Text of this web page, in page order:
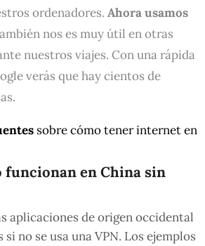
ordenadores. Ahora usamos
nos es muy útil en otras
nuestros viajes. Con una rápida
verás que hay cientos de
sobre cómo tener internet en
funcionan en China sin
aplicaciones de origen occidental
no se usa una VPN. Los ejemplos